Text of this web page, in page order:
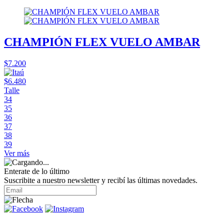
CHAMPIÓN FLEX VUELO AMBAR
$7.200
$6.480
Talle
34
35
36
37
38
39
Ver más
Enterate de lo último
Suscribite a nuestro newsletter y recibí las últimas novedades.